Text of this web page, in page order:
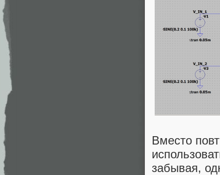
Вместо
забывая,